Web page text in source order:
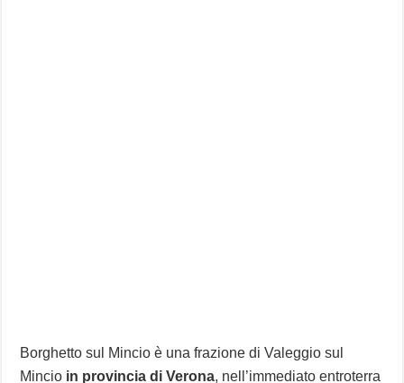
Borghetto sul Mincio è una frazione di Valeggio sul
Mincio in provincia di Verona, nell’immediato entroterra